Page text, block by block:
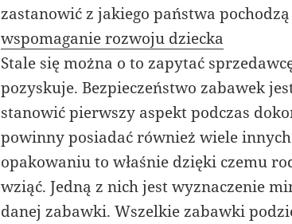
zastanowić z jakiego państwa
wspomaganie rozwoju dziecka
Stale się można o to zapytać
pozyskuje. Bezpieczeństwo zabawek
stanowić pierwszy aspekt podczas
powinny posiadać również wiele
opakowaniu to właśnie dzięki czemu
wziąć. Jedną z nich jest wyznaczenie
danej zabawki. Wszelkie zabawki